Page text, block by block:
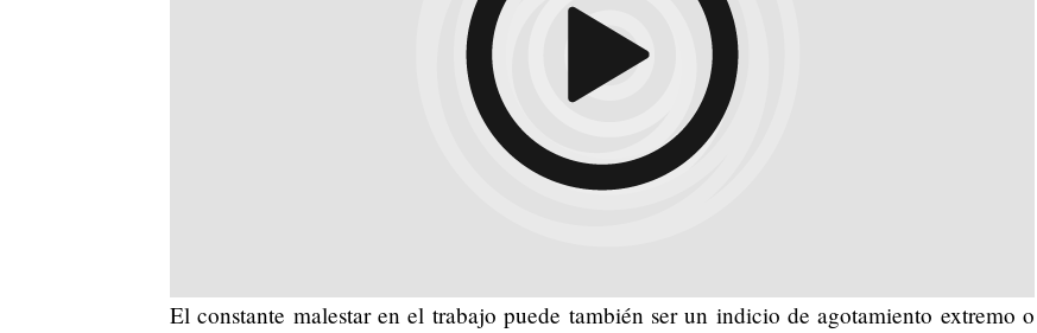
El constante malestar en el trabajo puede también ser un indicio de agotamiento extremo o